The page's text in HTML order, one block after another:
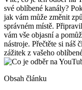
své oblíbené kanály?
jak vám může změnit
správném místě.
vám vše objasní a
nástroje. Přečtěte si náš
zážitek z vašeho
Obsah článku